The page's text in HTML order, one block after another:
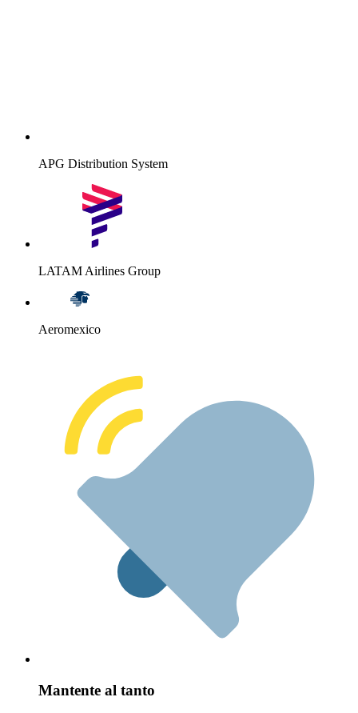
APG Distribution System
LATAM Airlines Group
Aeromexico
Mantente al tanto